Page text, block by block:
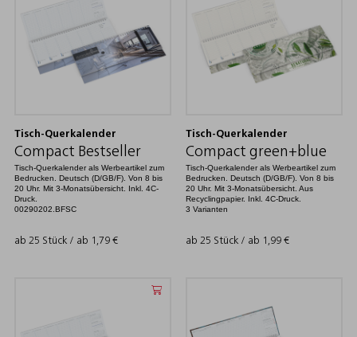
Tisch-Querkalender
Compact Bestseller
Tisch-Querkalender als Werbeartikel zum
Bedrucken. Deutsch (D/GB/F). Von 8 bis
20 Uhr. Mit 3-Monatsübersicht. Inkl. 4C-
Druck.
00290202.BFSC
ab 25 Stück / ab 1,79 €
Tisch-Querkalender
Compact green+blue
Tisch-Querkalender als Werbeartikel zum
Bedrucken. Deutsch (D/GB/F). Von 8 bis
20 Uhr. Mit 3-Monatsübersicht. Aus
Recyclingpapier. Inkl. 4C-Druck.
3 Varianten
ab 25 Stück / ab 1,99 €